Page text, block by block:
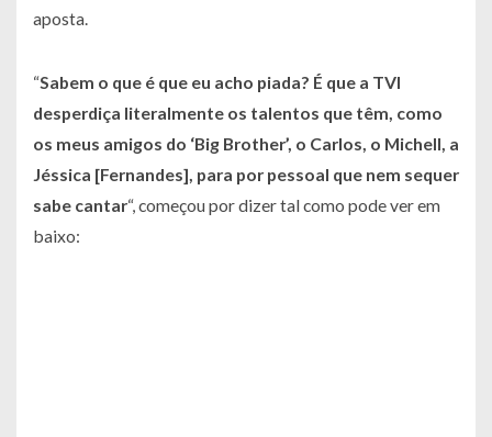
aposta.
“Sabem o que é que eu acho piada? É que a TVI
desperdiça literalmente os talentos que têm, como
os meus amigos do ‘Big Brother’, o Carlos, o Michell, a
Jéssica [Fernandes], para por pessoal que nem sequer
sabe cantar“, começou por dizer tal como pode ver em
baixo: